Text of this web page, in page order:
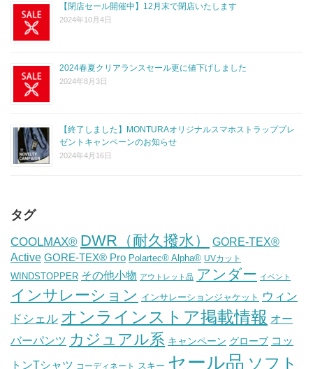
【閉店セール開催中】12月末で閉店いたします
2024年10月4日
2024春夏クリアランスセール更に値下げしました
2024年8月3日
【終了しました】MONTURAオリジナルスマホストラッププレ
ゼントキャンペーンのお知らせ
2024年4月16日
タグ
COOLMAX® DWR（耐久撥水）
GORE-TEX®
Active GORE-TEX® Pro Polartec® Alpha® UVカット
WINDSTOPPER その他小物 アウトレット品 アンダー イベント
インサレーション インサレーションジャケット ウィン
ドシェル オンラインストア掲載情報 オー
バーパンツ カジュアル系 キャンペーン グローブ コッ
トンTシャツ コーディネート スキー セール品 ソフト